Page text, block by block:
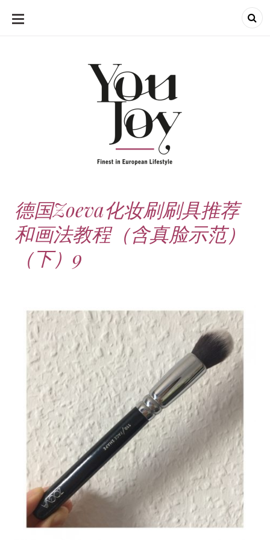
SKIP
德国Zoeva化妆刷刷具推荐
和画法教程（含真脸示范）
（下）9